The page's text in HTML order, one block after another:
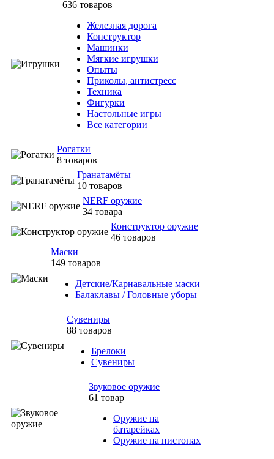
636 товаров
Железная дорога
Конструктор
Машинки
Мягкие игрушки
Опыты
Приколы, антистресс
Техника
Фигурки
Настольные игры
Все категории
Рогатки
8 товаров
Гранатамёты
10 товаров
NERF оружие
34 товара
Конструктор оружие
46 товаров
Маски
149 товаров
Детские/Карнавальные маски
Балаклавы / Головные уборы
Сувениры
88 товаров
Брелоки
Сувениры
Звуковое оружие
61 товар
Оружие на
батарейках
Оружие на пистонах